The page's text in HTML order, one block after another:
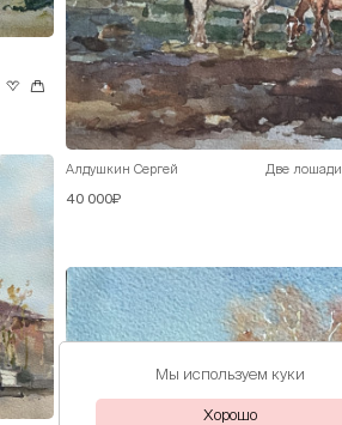
Алдушкин Сергей Две лошади
40 000₽
Мы используем куки
Хорошо